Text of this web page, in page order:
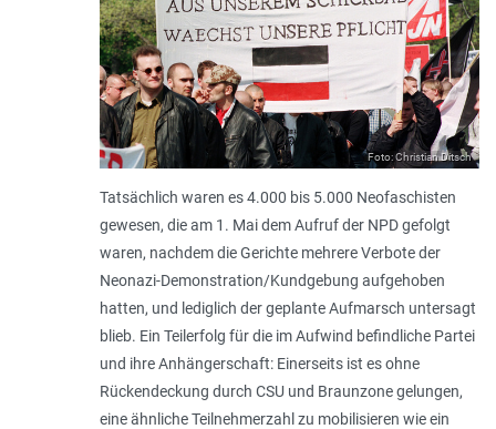
Foto: Christian Ditsch
Tatsächlich waren es 4.000 bis 5.000 Neofaschisten
gewesen, die am 1. Mai dem Aufruf der NPD gefolgt
waren, nachdem die Gerichte mehrere Verbote der
Neonazi-Demonstration/Kundgebung aufgehoben
hatten, und lediglich der geplante Aufmarsch untersagt
blieb. Ein Teilerfolg für die im Aufwind befindliche Partei
und ihre Anhängerschaft: Einerseits ist es ohne
Rückendeckung durch CSU und Braunzone gelungen,
eine ähnliche Teilnehmerzahl zu mobilisieren wie ein